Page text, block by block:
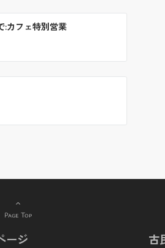
:カフェ特別営業
Page Top
ージ 古